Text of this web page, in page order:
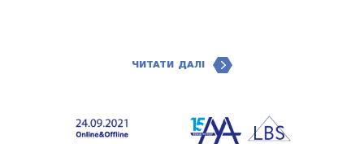
ЧИТАТИ ДАЛІ